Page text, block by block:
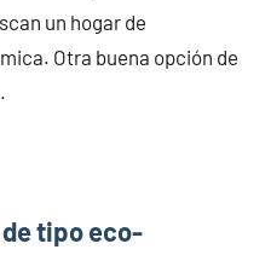
un hogar de
Otra buena opción de
tipo eco-